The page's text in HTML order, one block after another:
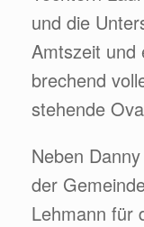
und die
Amtszeit und
brechend
stehende
Neben
der
Lehmann für